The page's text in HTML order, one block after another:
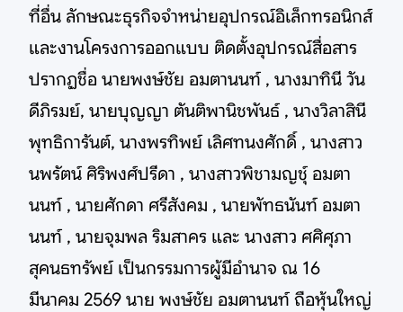
ที่อื่น ลักษณะธุรกิจจำหน่ายอุปกรณ์อิเล็กทรอนิกส์
และงานโครงการออกแบบ ติดตั้งอุปกรณ์สื่อสาร
ปรากฏชื่อ นายพงษ์ชัย อมตานนท์ , นางมาทินี วัน
ดีภิรมย์, นายบุญญา ตันติพานิชพันธ์ , นางวิลาสินี
พุทธิการันต์, นางพรทิพย์ เลิศทนงศักดิ์ , นางสาว
นพรัตน์ ศิริพงศ์ปรีดา , นางสาวพิชามญชุ์ อมตา
นนท์ , นายศักดา ศรีสังคม , นายพัทธนันท์ อมตา
นนท์ , นายจุมพล ริมสาคร และ นางสาว ศศิศุภา
สุคนธทรัพย์ เป็นกรรมการผู้มีอำนาจ ณ 16
มีนาคม 2569 นาย พงษ์ชัย อมตานนท์ ถือหุ้นใหญ่